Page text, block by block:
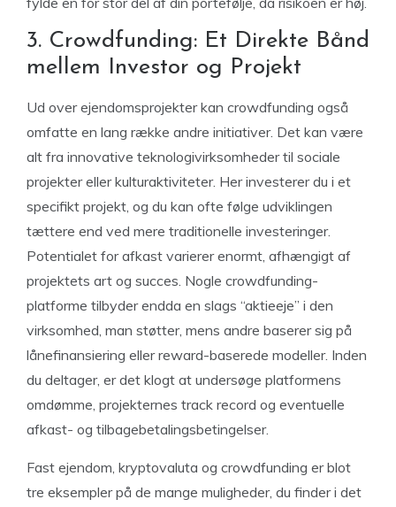
3. Crowdfunding: Et Direkte Bånd
mellem Investor og Projekt
Ud over ejendomsprojekter kan crowdfunding også
omfatte en lang række andre initiativer. Det kan være
alt fra innovative teknologivirksomheder til sociale
projekter eller kulturaktiviteter. Her investerer du i et
specifikt projekt, og du kan ofte følge udviklingen
tættere end ved mere traditionelle investeringer.
Potentialet for afkast varierer enormt, afhængigt af
projektets art og succes. Nogle crowdfunding-
platforme tilbyder endda en slags “aktieeje” i den
virksomhed, man støtter, mens andre baserer sig på
lånefinansiering eller reward-baserede modeller. Inden
du deltager, er det klogt at undersøge platformens
omdømme, projekternes track record og eventuelle
afkast- og tilbagebetalingsbetingelser.
Fast ejendom, kryptovaluta og crowdfunding er blot
tre eksempler på de mange muligheder, du finder i det